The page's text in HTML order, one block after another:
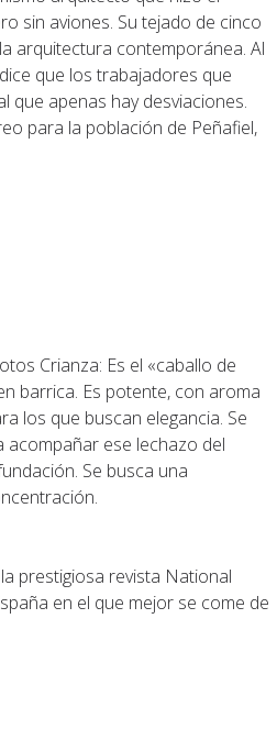
sin aviones. Su tejado de cinco
arquitectura contemporánea. Al
que los trabajadores que
que apenas hay desviaciones.
para la población de Peñafiel,
Crianza: Es el «caballo de
barrica. Es potente, con aroma
los que buscan elegancia. Se
acompañar ese lechazo del
Se busca una
prestigiosa revista National
en el que mejor se come de